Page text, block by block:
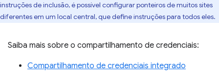
instruções de inclusão, é possível configurar ponteiros de muitos sites
diferentes em um local central, que define instruções para todos eles.
Saiba mais sobre o compartilhamento de credenciais:
Compartilhamento de credenciais integrado